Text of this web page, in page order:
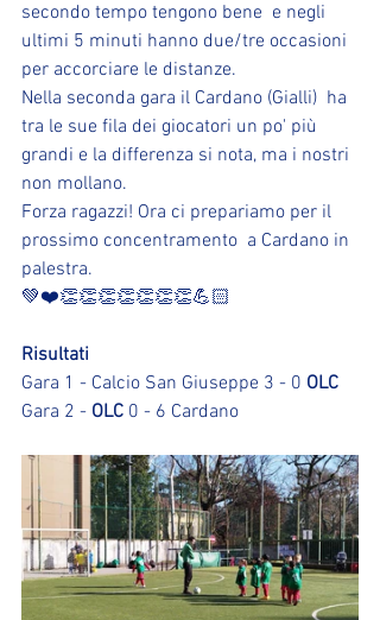
secondo tempo tengono bene  e negli
ultimi 5 minuti hanno due/tre occasioni
per accorciare le distanze.
Nella seconda gara il Cardano (Gialli)  ha
tra le sue fila dei giocatori un po' più
grandi e la differenza si nota, ma i nostri
non mollano.
Forza ragazzi! Ora ci prepariamo per il
prossimo concentramento  a Cardano in
palestra.
💚❤️👏👏👏👏👏👏👏💪🏻
Risultati
Gara 1 - Calcio San Giuseppe 3 - 0 OLC
Gara 2 - OLC 0 - 6 Cardano